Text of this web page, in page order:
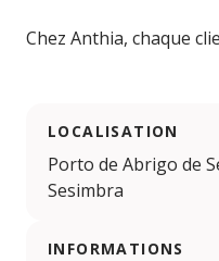
Chez Anthia, chaque
LOCALISATION
Porto de Abrigo de
Sesimbra
INFORMATIONS